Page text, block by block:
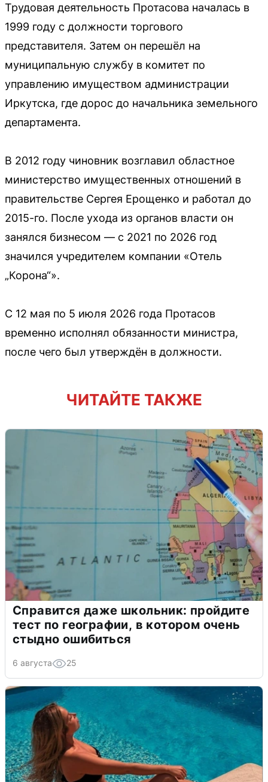
Трудовая деятельность Протасова началась в
1999 году с должности торгового
представителя. Затем он перешёл на
муниципальную службу в комитет по
управлению имуществом администрации
Иркутска, где дорос до начальника земельного
департамента.
В 2012 году чиновник возглавил областное
министерство имущественных отношений в
правительстве Сергея Ерощенко и работал до
2015-го. После ухода из органов власти он
занялся бизнесом — с 2021 по 2026 год
значился учредителем компании «Отель
„Корона“».
С 12 мая по 5 июля 2026 года Протасов
временно исполнял обязанности министра,
после чего был утверждён в должности.
ЧИТАЙТЕ ТАКЖЕ
Справится даже школьник: пройдите
тест по географии, в котором очень
стыдно ошибиться
6 августа 25